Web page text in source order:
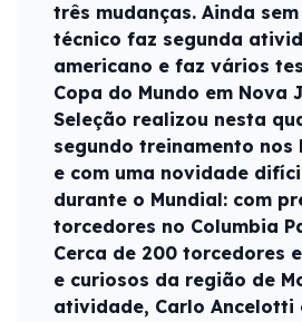
três mudanças. Ainda
técnico faz segunda
americano e faz vários
Copa do Mundo em Nova
Seleção realizou nesta
segundo treinamento nos
e com uma novidade
durante o Mundial: com
torcedores no Columbia
Cerca de 200 torcedores
e curiosos da região de
atividade, Carlo Ancelotti